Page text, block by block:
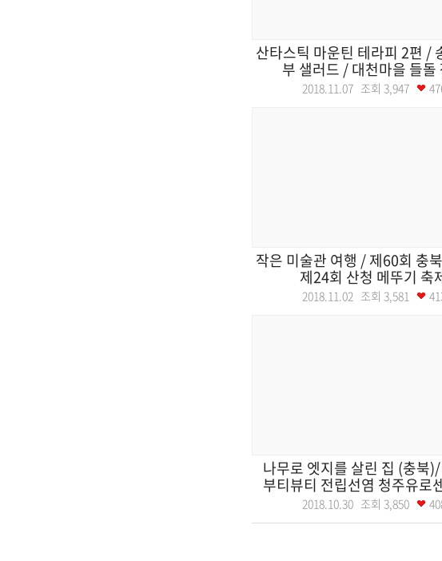
산타스틱 마운틴 테라피 2편 /
부 샐러드 / 대천마을 들돌
2018.11.07 조회 3,947
작은 미술관 여행 / 제60회 충
제24회 산청 메뚜기 축
2018.11.02 조회 3,581
나무로 엣지를 살린 집 (충북
부티뷰티 전립선염 청주유로
2018.10.30 조회 3,850